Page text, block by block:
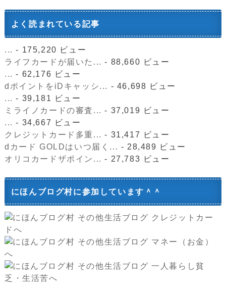
よく読まれている記事
... - 175,220 ビュー
ライフカードが届いた... - 88,660 ビュー
... - 62,176 ビュー
dポイントをiDキャッシ... - 46,698 ビュー
... - 39,181 ビュー
ミライノカードの審査... - 37,019 ビュー
... - 34,667 ビュー
クレジットカード多重... - 31,417 ビュー
dカード GOLDはいつ届く... - 28,489 ビュー
オリコカードザポイン... - 27,783 ビュー
にほんブログ村に参加しています＾＾